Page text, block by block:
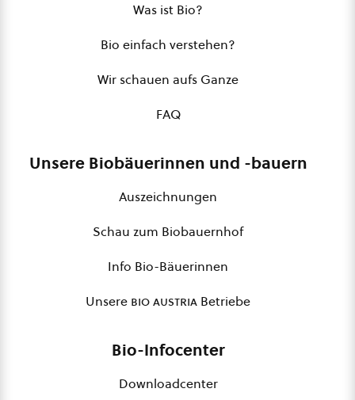
Was ist Bio?
Bio einfach verstehen?
Wir schauen aufs Ganze
FAQ
Unsere Biobäuerinnen und -bauern
Auszeichnungen
Schau zum Biobauernhof
Info Bio-Bäuerinnen
Unsere bio austria Betriebe
Bio-Infocenter
Downloadcenter